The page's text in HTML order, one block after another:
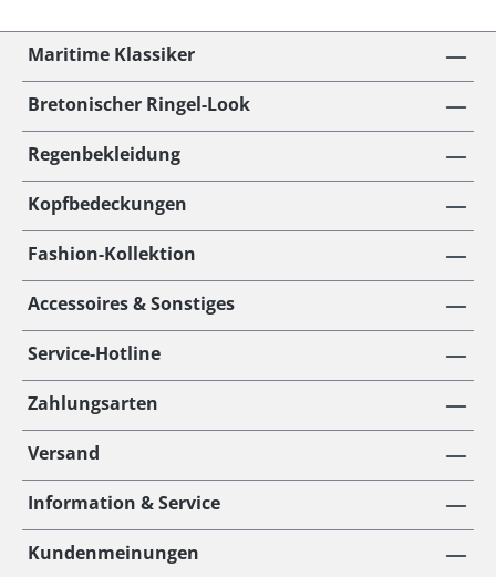
Maritime Klassiker
Bretonischer Ringel-Look
Regenbekleidung
Kopfbedeckungen
Fashion-Kollektion
Accessoires & Sonstiges
Service-Hotline
Zahlungsarten
Versand
Information & Service
Kundenmeinungen